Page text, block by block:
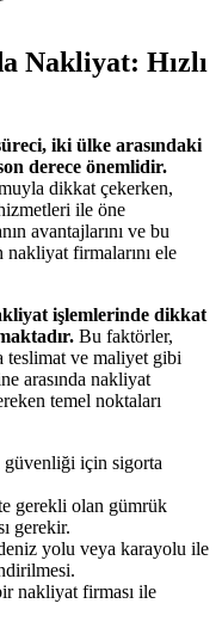
Nakliyat: Hızlı
iki ülke arasındaki
derece önemlidir.
dikkat çekerken,
ile öne
avantajlarını ve bu
nakliyat firmalarını ele
işlemlerinde dikkat
Bu faktörler,
teslimat ve maliyet gibi
arasında nakliyat
temel noktaları
güvenliği için sigorta
gerekli olan gümrük
gerekir.
yolu veya karayolu ile
nakliyat firması ile